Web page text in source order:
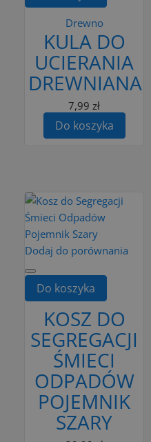
Drewno
KULA DO
UCIERANIA
DREWNIANA
7,99 zł
Do koszyka
Dodaj do porównania
Do koszyka
KOSZ DO
SEGREGACJI
ŚMIECI
ODPADÓW
POJEMNIK
SZARY